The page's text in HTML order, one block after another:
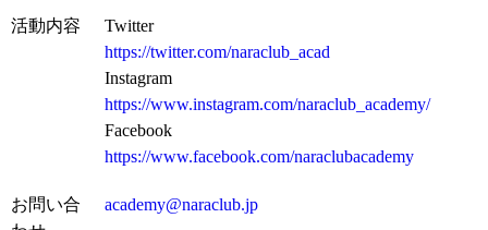
活動内容
Twitter
https://twitter.com/naraclub_acad
Instagram
https://www.instagram.com/naraclub_academy/
Facebook
https://www.facebook.com/naraclubacademy
お問い合
academy@naraclub.jp